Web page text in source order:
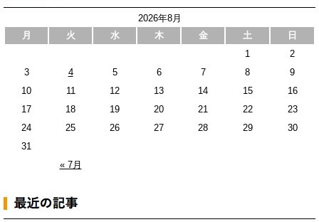
2026年8月
月
火 水 木 金 土 日
« 7月
1
2
3
4 5 6 7 8
9
10
11 12 13 14 15
16
17
18 19 20 21 22
23
24
25 26 27 28 29
30
31